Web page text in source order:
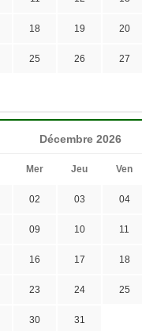
18 19 20
25 26 27
Décembre 2026
Mer Jeu Ven
02 03 04
09 10 11
16 17 18
23 24 25
30 31